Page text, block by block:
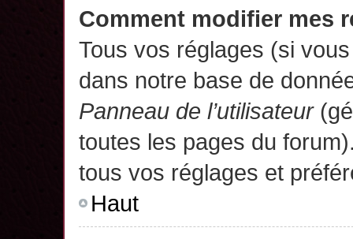
Comment modifier mes
Tous vos réglages (si
dans notre base de
Panneau de l’utilisateur
toutes les pages du
tous vos réglages et
Haut